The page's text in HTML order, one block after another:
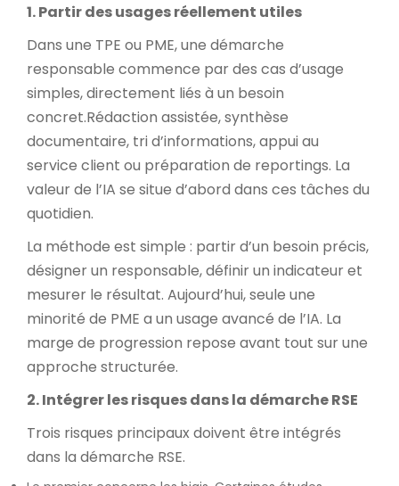
1. Partir des usages réellement utiles
Dans une TPE ou PME, une démarche
responsable commence par des cas d’usage
simples, directement liés à un besoin
concret.Rédaction assistée, synthèse
documentaire, tri d’informations, appui au
service client ou préparation de reportings. La
valeur de l’IA se situe d’abord dans ces tâches du
quotidien.
La méthode est simple : partir d’un besoin précis,
désigner un responsable, définir un indicateur et
mesurer le résultat. Aujourd’hui, seule une
minorité de PME a un usage avancé de l’IA. La
marge de progression repose avant tout sur une
approche structurée.
2. Intégrer les risques dans la démarche RSE
Trois risques principaux doivent être intégrés
dans la démarche RSE.